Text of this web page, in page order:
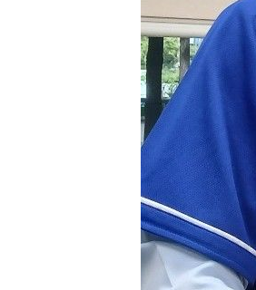
외국인 심판 성 접대 7경기 들여다
[속보]코스닥, 2.86포인트(0.36%)
[속보]코스피, 6200선 약보합
[속보]원·달러 환율, 7.7원 내린
[속보] 노원서 40.1도 관측…서울,
[속보]종합특검, '계엄 수용공간 확
외신들도 주목한 韓축구 파문…"국
11시간 압수수색에 성접대 파문까
[속보]규제합리화위원회 부위원장